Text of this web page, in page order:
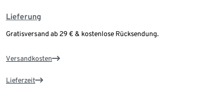
Lieferung
Gratisversand ab 29 € & kostenlose Rücksendung.
Versandkosten
Lieferzeit